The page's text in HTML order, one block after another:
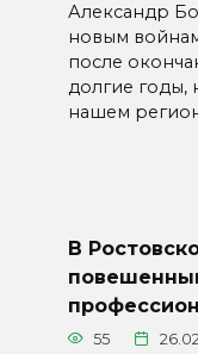
Александр
новым
после
долгие годы,
нашем
В
55